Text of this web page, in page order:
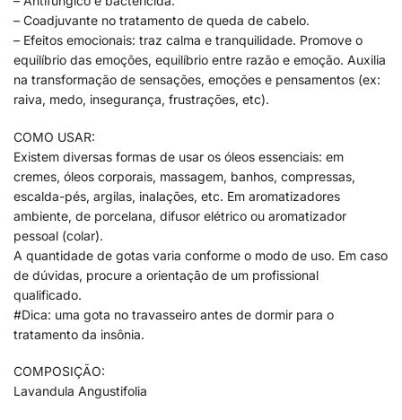
– Coadjuvante no tratamento de queda de cabelo.
– Efeitos emocionais: traz calma e tranquilidade. Promove o
equilíbrio das emoções, equilíbrio entre razão e emoção. Auxilia
na transformação de sensações, emoções e pensamentos (ex:
raiva, medo, insegurança, frustrações, etc).
COMO USAR:
Existem diversas formas de usar os óleos essenciais: em
cremes, óleos corporais, massagem, banhos, compressas,
escalda-pés, argilas, inalações, etc. Em aromatizadores
ambiente, de porcelana, difusor elétrico ou aromatizador
pessoal (colar).
A quantidade de gotas varia conforme o modo de uso. Em caso
de dúvidas, procure a orientação de um profissional
qualificado.
#Dica: uma gota no travasseiro antes de dormir para o
tratamento da insônia.
COMPOSIÇÃO:
Lavandula Angustifolia